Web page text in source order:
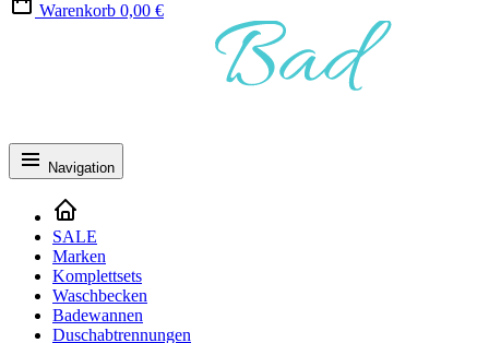
Warenkorb 0,00 €
Navigation
SALE
Marken
Komplettsets
Waschbecken
Badewannen
Duschabtrennungen